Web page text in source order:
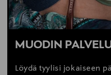
MUODIN
Löydä tyylisi jokaiseen